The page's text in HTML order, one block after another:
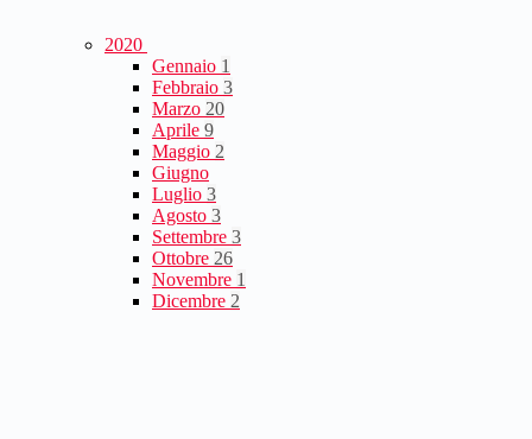
2020
Gennaio 1
Febbraio 3
Marzo 20
Aprile 9
Maggio 2
Giugno
Luglio 3
Agosto 3
Settembre 3
Ottobre 26
Novembre 1
Dicembre 2